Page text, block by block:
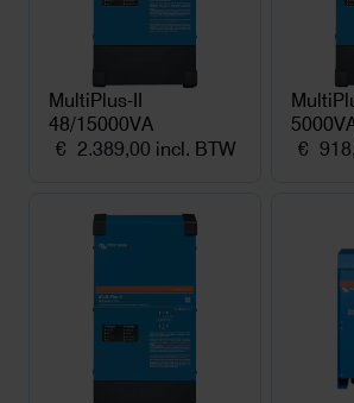
MultiPlus-II
48/15000VA
€ 2.389,00 incl. BTW
€